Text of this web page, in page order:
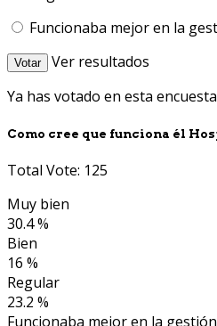
Funcionaba mejor en la
Votar
Ver resultados
Ya has votado en esta encuesta
Como cree que funciona él
Total Vote: 125
Muy bien
30.4 %
Bien
16 %
Regular
23.2 %
Funcionaba mejor en la